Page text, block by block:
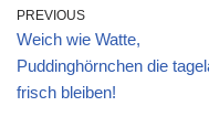
PREVIOUS
Weich wie Watte,
Puddinghörnchen die
frisch bleiben!